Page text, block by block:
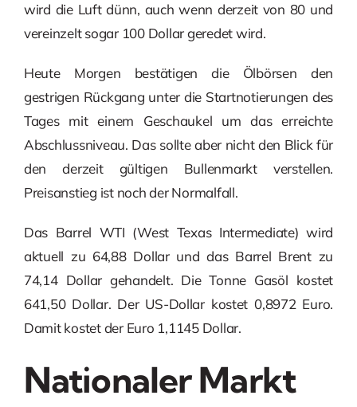
wird die Luft dünn, auch wenn derzeit von 80 und
vereinzelt sogar 100 Dollar geredet wird.
Heute Morgen bestätigen die Ölbörsen den
gestrigen Rückgang unter die Startnotierungen des
Tages mit einem Geschaukel um das erreichte
Abschlussniveau. Das sollte aber nicht den Blick für
den derzeit gültigen Bullenmarkt verstellen.
Preisanstieg ist noch der Normalfall.
Das Barrel WTI (West Texas Intermediate) wird
aktuell zu 64,88 Dollar und das Barrel Brent zu
74,14 Dollar gehandelt. Die Tonne Gasöl kostet
641,50 Dollar. Der US-Dollar kostet 0,8972 Euro.
Damit kostet der Euro 1,1145 Dollar.
Nationaler Markt